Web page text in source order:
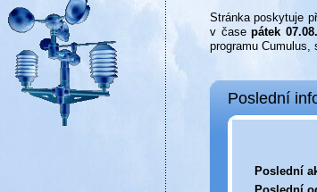
Stránka poskytuje
v časepátek
programu
Poslední
Poslední